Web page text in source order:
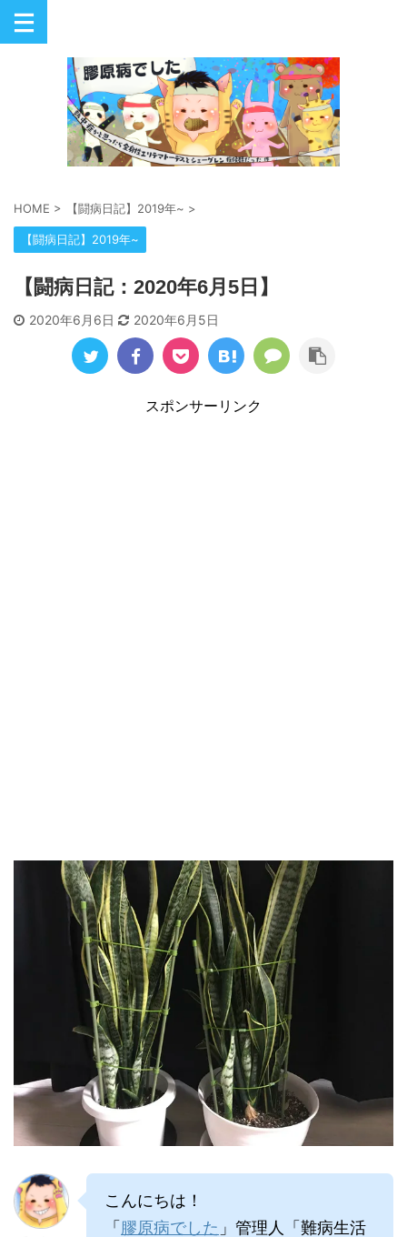
HOME > 【闘病日記】2019年~ >
【闘病日記】2019年~
【闘病日記：2020年6月5日】
2020年6月6日 2020年6月5日
スポンサーリンク
こんにちは！
「膠原病でした 」管理人「難病生活